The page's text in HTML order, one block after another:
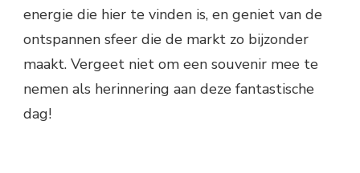
energie die hier te vinden is, en geniet van de
ontspannen sfeer die de markt zo bijzonder
maakt. Vergeet niet om een souvenir mee te
nemen als herinnering aan deze fantastische
dag!